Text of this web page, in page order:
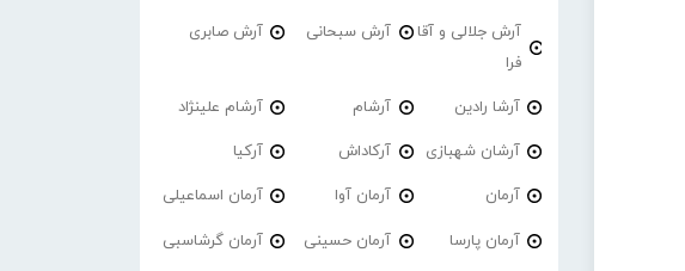
آرش جلالی و آقا
فرا
آرش سبحانی آرش صابری
آرشا رادین آرشام آرشام علینژاد
آرشان شهبازی آرکاداش آرکیا
آرمان آرمان آوا آرمان اسماعیلی
آرمان پارسا آرمان حسینی آرمان گرشاسبی